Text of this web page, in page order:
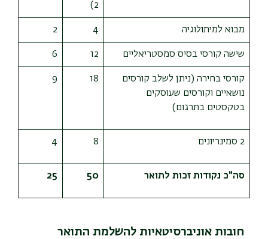
2)
מבוא למיתולוגיה 4
2
שישה קורסי בסיס סמסטריאליים 12
6
קורסי בחירה (ניתן לשלב קורסים
נושאיים וקורסים שעוסקים
בטקסטים בתרגום)
18
9
2 סמינריונים 8
4
סה"כ נקודות זכות לתואר 50
25
חובות אוניברסיטאיות להשלמת התואר